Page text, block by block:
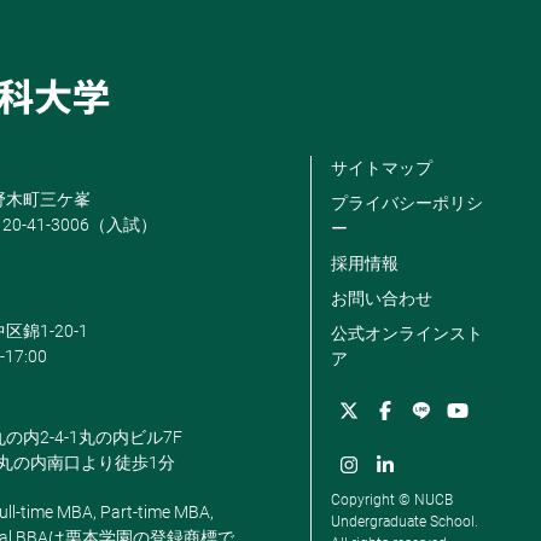
木町三ケ峯
41-3006（入試）
錦1-20-1
17:00
内2-4-1丸の内ビル7F
の内南口より徒歩1分
time MBA, Part-time MBA,
BBAは栗本学園の登録商標で
サイトマップ
プライバシーポリシ
ー
採用情報
お問い合わせ
公式オンラインスト
ア
Copyright © NUCB
Undergraduate School.